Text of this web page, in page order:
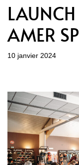
AMER
10 janvier 2024